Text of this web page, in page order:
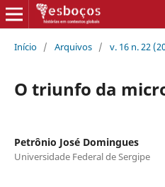
Início / Arquivos / v. 16 n. 22
O triunfo da
Petrônio José Domingues
Universidade Federal de Sergipe